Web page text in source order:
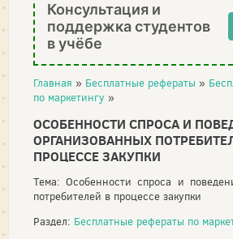
Консультация и
поддержка студентов
в учёбе
Главная » Бесплатные рефераты »
по маркетингу »
ОСОБЕННОСТИ СПРОСА И
ОРГАНИЗОВАННЫХ
ПРОЦЕССЕ ЗАКУПКИ
Тема: Особенности спроса и
потребителей в процессе закупки
Раздел: Бесплатные рефераты по